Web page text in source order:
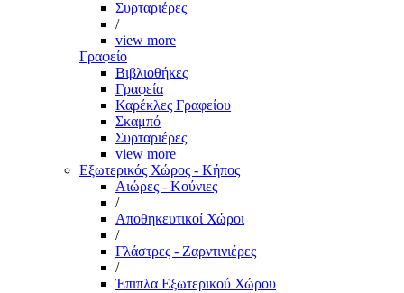
Συρταριέρες
/
view more
Γραφείο
Βιβλιοθήκες
Γραφεία
Καρέκλες Γραφείου
Σκαμπό
Συρταριέρες
view more
Εξωτερικός Χώρος - Κήπος
Αιώρες - Κούνιες
/
Αποθηκευτικοί Χώροι
/
Γλάστρες - Ζαρντινιέρες
/
Έπιπλα Εξωτερικού Χώρου